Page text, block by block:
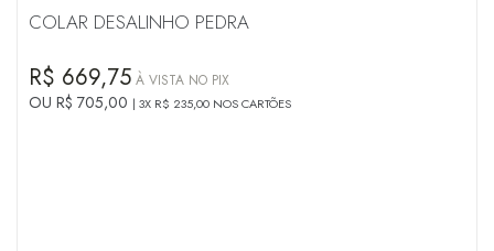
COLAR DESALINHO PEDRA
R$ 669,75 À VISTA NO PIX
OU R$ 705,00 3X R$ 235,00 NOS CARTÕES